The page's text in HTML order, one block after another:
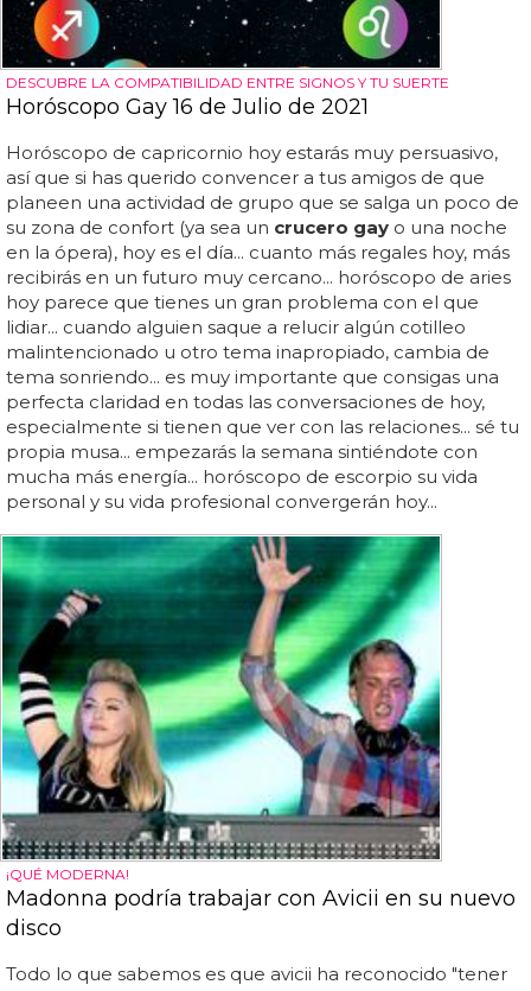
DESCUBRE LA COMPATIBILIDAD ENTRE SIGNOS Y TU SUERTE
Horóscopo Gay 16 de Julio de 2021
Horóscopo de capricornio hoy estarás muy persuasivo,
así que si has querido convencer a tus amigos de que
planeen una actividad de grupo que se salga un poco de
su zona de confort (ya sea un crucero gay o una noche
en la ópera), hoy es el día... cuanto más regales hoy, más
recibirás en un futuro muy cercano... horóscopo de aries
hoy parece que tienes un gran problema con el que
lidiar... cuando alguien saque a relucir algún cotilleo
malintencionado u otro tema inapropiado, cambia de
tema sonriendo... es muy importante que consigas una
perfecta claridad en todas las conversaciones de hoy,
especialmente si tienen que ver con las relaciones... sé tu
propia musa... empezarás la semana sintiéndote con
mucha más energía... horóscopo de escorpio su vida
personal y su vida profesional convergerán hoy...
¡QUÉ MODERNA!
Madonna podría trabajar con Avicii en su nuevo
disco
Todo lo que sabemos es que avicii ha reconocido "tener